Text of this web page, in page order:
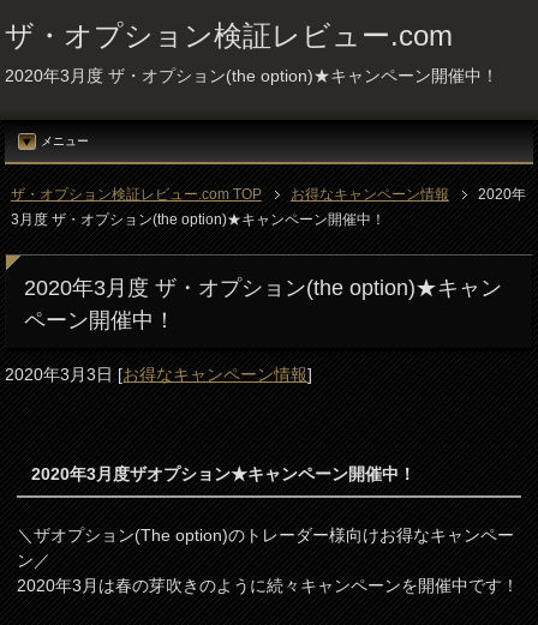
ザ・オプション検証レビュー.com
2020年3月度 ザ・オプション(the option)★キャンペーン開催中！
メニュー
ザ・オプション検証レビュー.com TOP お得なキャンペーン情報
2020年
3月度 ザ・オプション(the option)★キャンペーン開催中！
2020年3月度 ザ・オプション(the option)★キャン
ペーン開催中！
2020年3月3日[お得なキャンペーン情報]
2020年3月度ザオプション★キャンペーン開催中！
＼ザオプション(The option)のトレーダー様向けお得なキャンペー
ン／
2020年3月は春の芽吹きのように続々キャンペーンを開催中です！